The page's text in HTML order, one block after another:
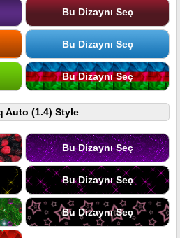
Bu Dizaynı Seç
Bu Dizaynı Seç
Bu Dizaynı Seç
Auto (1.4) Style
Bu Dizaynı Seç
Bu Dizaynı Seç
Bu Dizaynı Seç